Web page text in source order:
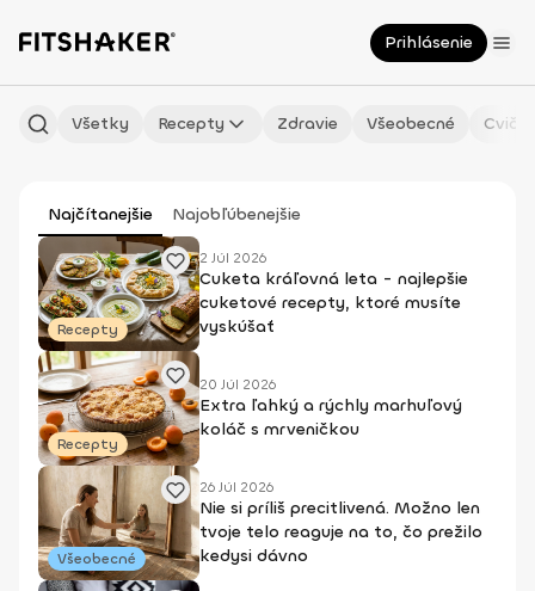
Prihlásenie
Všetky Recepty Zdravie Všeobecné
Najčítanejšie Najobľúbenejšie
Recepty
2 Júl 2026
Cuketa kráľovná leta - najlepšie
cuketové recepty, ktoré musíte
vyskúšať
Recepty
20 Júl 2026
Extra ľahký a rýchly marhuľový
koláč s mrveničkou
Všeobecné
26 Júl 2026
Nie si príliš precitlivená. Možno len
tvoje telo reaguje na to, čo prežilo
kedysi dávno